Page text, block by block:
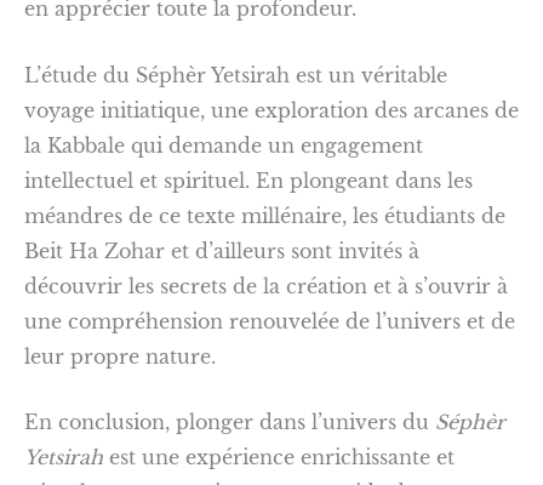
en apprécier toute la profondeur.
L’étude du Séphèr Yetsirah est un véritable
voyage initiatique, une exploration des arcanes de
la Kabbale qui demande un engagement
intellectuel et spirituel. En plongeant dans les
méandres de ce texte millénaire, les étudiants de
Beit Ha Zohar et d’ailleurs sont invités à
découvrir les secrets de la création et à s’ouvrir à
une compréhension renouvelée de l’univers et de
leur propre nature.
En conclusion, plonger dans l’univers du Séphèr
Yetsirah est une expérience enrichissante et